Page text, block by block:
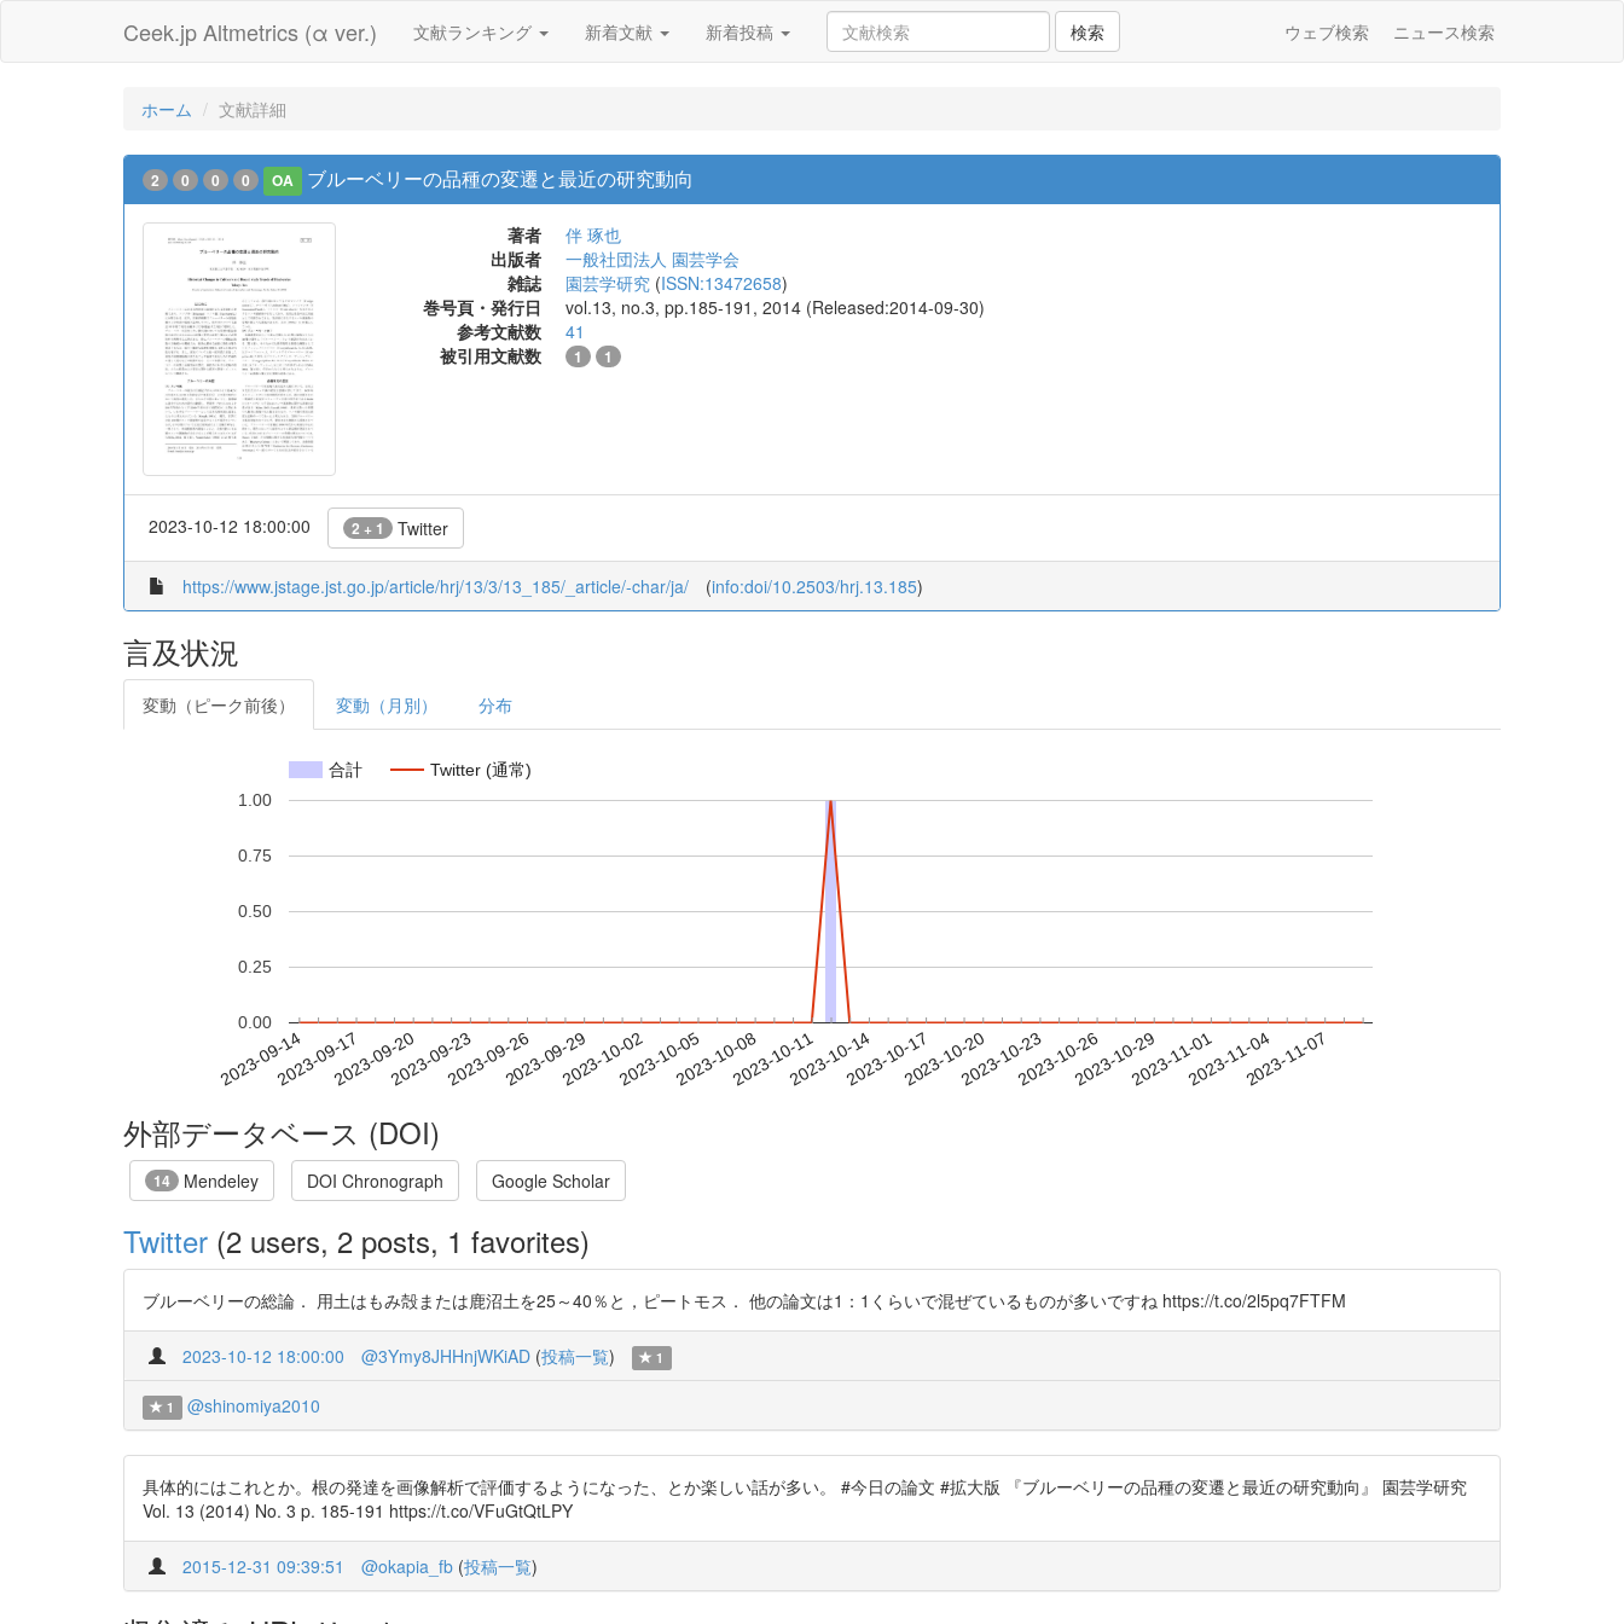
Ceek.jp Altmetrics (α ver.) 文献ランキング 新着文献 新着投稿 検索 ウェブ検索 ニュース検索
ホーム 文献詳細
2 0 0 0 OA ブルーベリーの品種の変遷と最近の研究動向
著者
伴 琢也
出版者
一般社団法人 園芸学会
雑誌
園芸学研究 (ISSN:13472658)
巻号頁・発行日
vol.13, no.3, pp.185-191, 2014 (Released:2014-09-30)
参考文献数
41
被引用文献数
1 1
2023-10-12 18:00:00 2 + 1 Twitter
https://www.jstage.jst.go.jp/article/hrj/13/3/13_185/_article/-char/ja/ (info:doi/10.2503/hrj.13.185)
言及状況
変動（ピーク前後） 変動（月別） 分布
合計 Twitter (通常)
2023-09-142023-09-172023-09-202023-09-232023-09-262023-09-292023-10-022023-10-052023-10-082023-10-112023-10-142023-10-172023-10-202023-10-232023-10-262023-10-292023-11-012023-11-042023-11-07
0.00
0.25
0.50
0.75
1.00
外部データベース (DOI)
14 Mendeley DOI Chronograph Google Scholar
Twitter (2 users, 2 posts, 1 favorites)
ブルーベリーの総論． 用土はもみ殻または鹿沼土を25～40％と，ピートモス． 他の論文は1：1くらいで混ぜているものが多いですね https://t.co/2l5pq7FTFM
2023-10-12 18:00:00 @3Ymy8JHHnjWKiAD (投稿一覧) 1
1 @shinomiya2010
具体的にはこれとか。根の発達を画像解析で評価するようになった、とか楽しい話が多い。 #今日の論文 #拡大版 『ブルーベリーの品種の変遷と最近の研究動向』 園芸学研究
Vol. 13 (2014) No. 3 p. 185-191 https://t.co/VFuGtQtLPY
2015-12-31 09:39:51 @okapia_fb (投稿一覧)